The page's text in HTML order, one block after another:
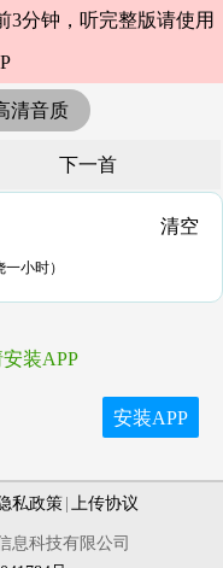
3分钟，听完整版请使用
清音质
下一首
清空
小时）
装APP
安装APP
私政策 上传协议
息科技有限公司